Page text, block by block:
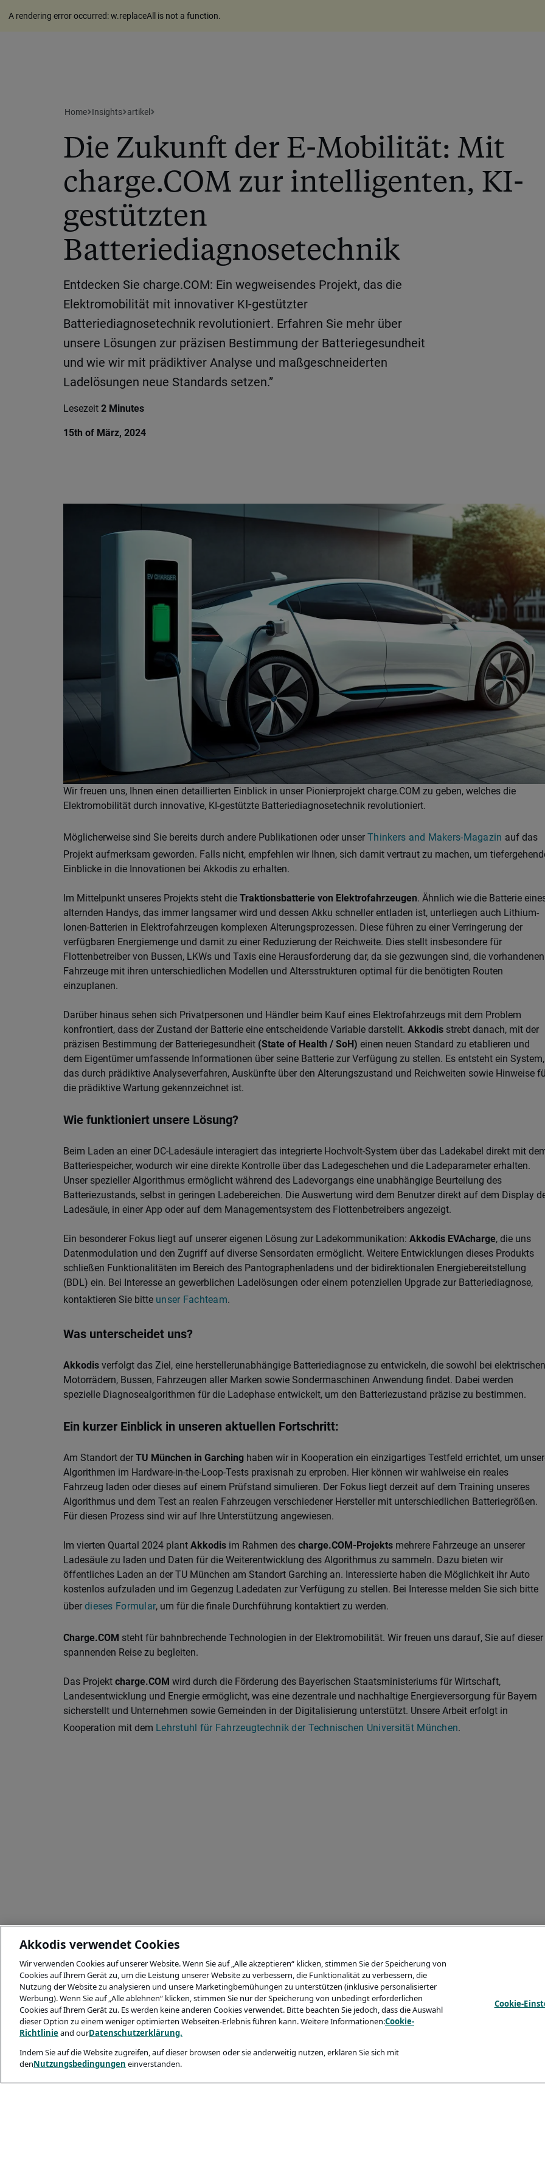
A rendering error occurred:w.replaceAll is not a function.
Home Insights artikel
Die Zukunft der E-Mobilität: Mit
charge.COM zur intelligenten, KI-
gestützten
Batteriediagnosetechnik
Entdecken Sie charge.COM: Ein wegweisendes Projekt, das die
Elektromobilität mit innovativer KI-gestützter
Batteriediagnosetechnik revolutioniert. Erfahren Sie mehr über
unsere Lösungen zur präzisen Bestimmung der Batteriegesundheit
und wie wir mit prädiktiver Analyse und maßgeschneiderten
Ladelösungen neue Standards setzen.”
Lesezeit 2 Minutes
15th of März, 2024
Wir freuen uns, Ihnen einen detaillierten Einblick in unser Pionierprojekt charge.COM zu geben, welches die
Elektromobilität durch innovative, KI-gestützte Batteriediagnosetechnik revolutioniert.
Möglicherweise sind Sie bereits durch andere Publikationen oder unser Thinkers and Makers-Magazin auf das
Projekt aufmerksam geworden. Falls nicht, empfehlen wir Ihnen, sich damit vertraut zu machen, um
Einblicke in die Innovationen bei Akkodis zu erhalten.
Im Mittelpunkt unseres Projekts steht die Traktionsbatterie von Elektrofahrzeugen. Ähnlich wie die Batterie
alternden Handys, das immer langsamer wird und dessen Akku schneller entladen ist, unterliegen auch Lithium-
Ionen-Batterien in Elektrofahrzeugen komplexen Alterungsprozessen. Diese führen zu einer Verringerung der
verfügbaren Energiemenge und damit zu einer Reduzierung der Reichweite. Dies stellt insbesondere für
Flottenbetreiber von Bussen, LKWs und Taxis eine Herausforderung dar, da sie gezwungen sind, die vorhandenen
Fahrzeuge mit ihren unterschiedlichen Modellen und Altersstrukturen optimal für die benötigten Routen
einzuplanen.
Darüber hinaus sehen sich Privatpersonen und Händler beim Kauf eines Elektrofahrzeugs mit dem Problem
konfrontiert, dass der Zustand der Batterie eine entscheidende Variable darstellt. Akkodis strebt danach, mit der
präzisen Bestimmung der Batteriegesundheit (State of Health / SoH) einen neuen Standard zu etablieren und
dem Eigentümer umfassende Informationen über seine Batterie zur Verfügung zu stellen. Es entsteht ein System,
das durch prädiktive Analyseverfahren, Auskünfte über den Alterungszustand und Reichweiten sowie Hinweise
die prädiktive Wartung gekennzeichnet ist.
Wie funktioniert unsere Lösung?
Beim Laden an einer DC-Ladesäule interagiert das integrierte Hochvolt-System über das Ladekabel direkt mit
Batteriespeicher, wodurch wir eine direkte Kontrolle über das Ladegeschehen und die Ladeparameter erhalten.
Unser spezieller Algorithmus ermöglicht während des Ladevorgangs eine unabhängige Beurteilung des
Batteriezustands, selbst in geringen Ladebereichen. Die Auswertung wird dem Benutzer direkt auf dem Display
Ladesäule, in einer App oder auf dem Managementsystem des Flottenbetreibers angezeigt.
Ein besonderer Fokus liegt auf unserer eigenen Lösung zur Ladekommunikation: Akkodis EVAcharge, die uns
Datenmodulation und den Zugriff auf diverse Sensordaten ermöglicht. Weitere Entwicklungen dieses Produkts
schließen Funktionalitäten im Bereich des Pantographenladens und der bidirektionalen Energiebereitstellung
(BDL) ein. Bei Interesse an gewerblichen Ladelösungen oder einem potenziellen Upgrade zur Batteriediagnose,
kontaktieren Sie bitte unser Fachteam.
Was unterscheidet uns?
Akkodis verfolgt das Ziel, eine herstellerunabhängige Batteriediagnose zu entwickeln, die sowohl bei elektrischen
Motorrädern, Bussen, Fahrzeugen aller Marken sowie Sondermaschinen Anwendung findet. Dabei werden
spezielle Diagnosealgorithmen für die Ladephase entwickelt, um den Batteriezustand präzise zu bestimmen.
Ein kurzer Einblick in unseren aktuellen Fortschritt:
Am Standort der TU München in Garching haben wir in Kooperation ein einzigartiges Testfeld errichtet, um
Algorithmen im Hardware-in-the-Loop-Tests praxisnah zu erproben. Hier können wir wahlweise ein reales
Fahrzeug laden oder dieses auf einem Prüfstand simulieren. Der Fokus liegt derzeit auf dem Training unseres
Algorithmus und dem Test an realen Fahrzeugen verschiedener Hersteller mit unterschiedlichen Batteriegrößen.
Für diesen Prozess sind wir auf Ihre Unterstützung angewiesen.
Im vierten Quartal 2024 plant Akkodis im Rahmen des charge.COM-Projekts mehrere Fahrzeuge an unserer
Ladesäule zu laden und Daten für die Weiterentwicklung des Algorithmus zu sammeln. Dazu bieten wir
öffentliches Laden an der TU München am Standort Garching an. Interessierte haben die Möglichkeit ihr Auto
kostenlos aufzuladen und im Gegenzug Ladedaten zur Verfügung zu stellen. Bei Interesse melden Sie sich bitte
über dieses Formular, um für die finale Durchführung kontaktiert zu werden.
Charge.COM steht für bahnbrechende Technologien in der Elektromobilität. Wir freuen uns darauf, Sie auf dieser
spannenden Reise zu begleiten.
Das Projekt charge.COM wird durch die Förderung des Bayerischen Staatsministeriums für Wirtschaft,
Landesentwicklung und Energie ermöglicht, was eine dezentrale und nachhaltige Energieversorgung für Bayern
sicherstellt und Unternehmen sowie Gemeinden in der Digitalisierung unterstützt. Unsere Arbeit erfolgt in
Kooperation mit dem Lehrstuhl für Fahrzeugtechnik der Technischen Universität München.
Akkodis verwendet Cookies
Wir verwenden Cookies auf unserer Website. Wenn Sie auf „Alle akzeptieren“ klicken, stimmen Sie der Speicherung von
Cookies auf Ihrem Gerät zu, um die Leistung unserer Website zu verbessern, die Funktionalität zu verbessern, die
Nutzung der Website zu analysieren und unsere Marketingbemühungen zu unterstützen (inklusive personalisierter
Werbung). Wenn Sie auf „Alle ablehnen“ klicken, stimmen Sie nur der Speicherung von unbedingt erforderlichen
Cookies auf Ihrem Gerät zu. Es werden keine anderen Cookies verwendet. Bitte beachten Sie jedoch, dass die Auswahl
dieser Option zu einem weniger optimierten Webseiten-Erlebnis führen kann. Weitere Informationen:Cookie-
Richtlinieand ourDatenschutzerklärung.
Indem Sie auf die Website zugreifen, auf dieser browsen oder sie anderweitig nutzen, erklären Sie sich mit
denNutzungsbedingungen einverstanden.
Cookie-